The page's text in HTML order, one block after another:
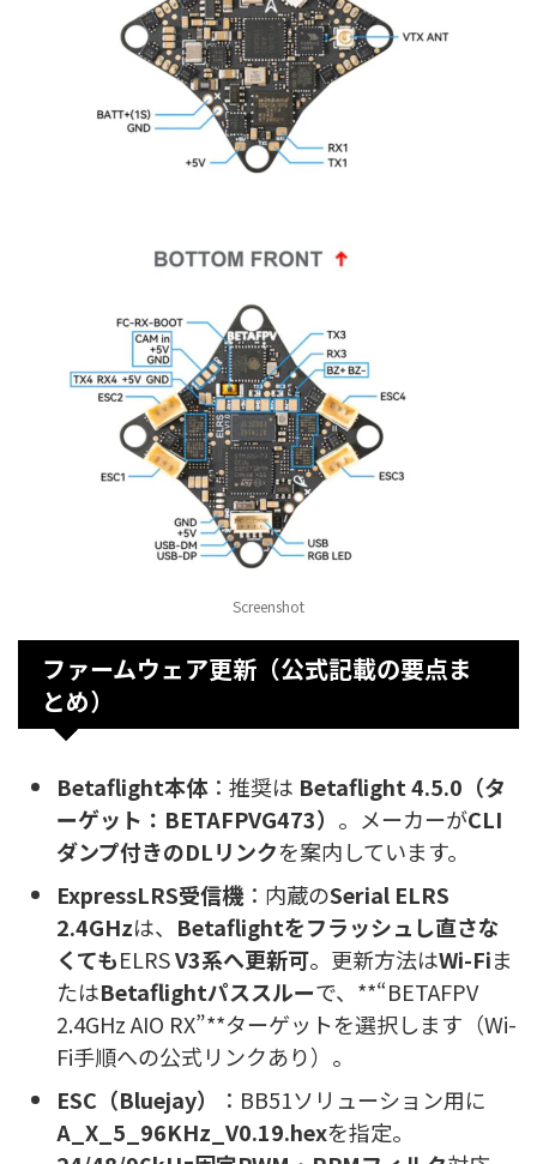
Screenshot
ファームウェア更新（公式記載の要点ま
とめ）
Betaflight本体：推奨は Betaflight 4.5.0（タ
ーゲット：BETAFPVG473） 。メーカーがCLI
ダンプ付きのDLリンクを案内しています。
ExpressLRS受信機：内蔵のSerial ELRS
2.4GHzは、 Betaflightをフラッシュし直さな
くてもELRSV3系へ更新可。更新方法はWi-Fiま
たはBetaflightパススルーで、**“BETAFPV
2.4GHz AIO RX”**ターゲットを選択します（Wi-
Fi手順への公式リンクあり）。
ESC（Bluejay）
：BB51ソリューション用に
A_X_5_96KHz_V0.19.hexを指定。